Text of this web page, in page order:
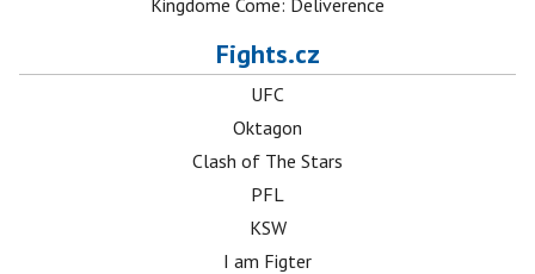
Kingdome Come: Deliverence
Fights.cz
UFC
Oktagon
Clash of The Stars
PFL
KSW
I am Figter